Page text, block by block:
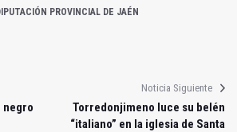
PROVINCIAL DE JAÉN
negro
Noticia Siguiente
Torredonjimeno luce su belén
“italiano” en la iglesia de Santa